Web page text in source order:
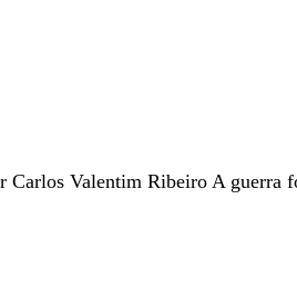
Valentim Ribeiro A guerra